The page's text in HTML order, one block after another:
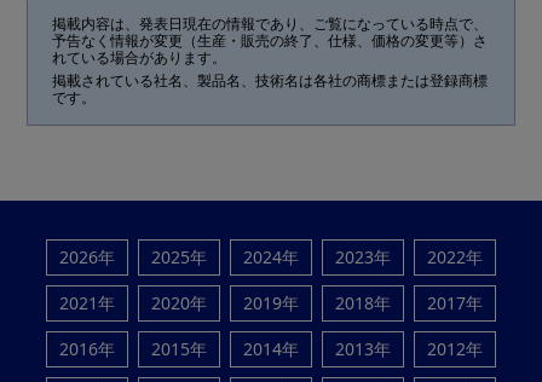
掲載内容は、発表日現在の情報であり、ご覧になっている時点で、
予告なく情報が変更（生産・販売の終了、仕様、価格の変更等）さ
れている場合があります。
掲載されている社名、製品名、技術名は各社の商標または登録商標
です。
2026年 2025年 2024年 2023年
2022年
2021年
2020年 2019年 2018年
2017年
2016年
2015年 2014年 2013年
2012年